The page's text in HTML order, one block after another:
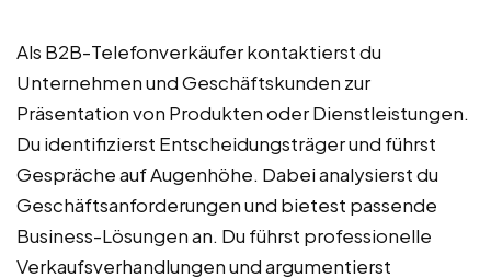
Als B2B-Telefonverkäufer kontaktierst du
Unternehmen und Geschäftskunden zur
Präsentation von Produkten oder Dienstleistungen.
Du identifizierst Entscheidungsträger und führst
Gespräche auf Augenhöhe. Dabei analysierst du
Geschäftsanforderungen und bietest passende
Business-Lösungen an. Du führst professionelle
Verkaufsverhandlungen und argumentierst